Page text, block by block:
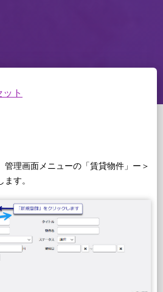
ト
管理画面メニューの「賃貸物件」ー＞
ます。